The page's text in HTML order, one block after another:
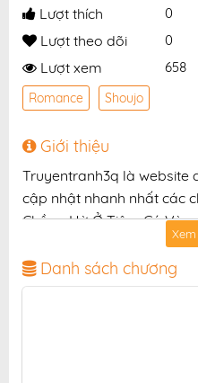
Lượt thích 0
Lượt theo dõi 0
Lượt xem 658
Romance Shoujo
Giới thiệu
Truyentranh3q là website
cập nhật nhanh nhất các
Chồng Hờ Ở Tiệm Cá
sắc nét, bản dịch chuẩn
đến trải nghiệm đọc
toàn miễn phí cho độc
Danh sách chương